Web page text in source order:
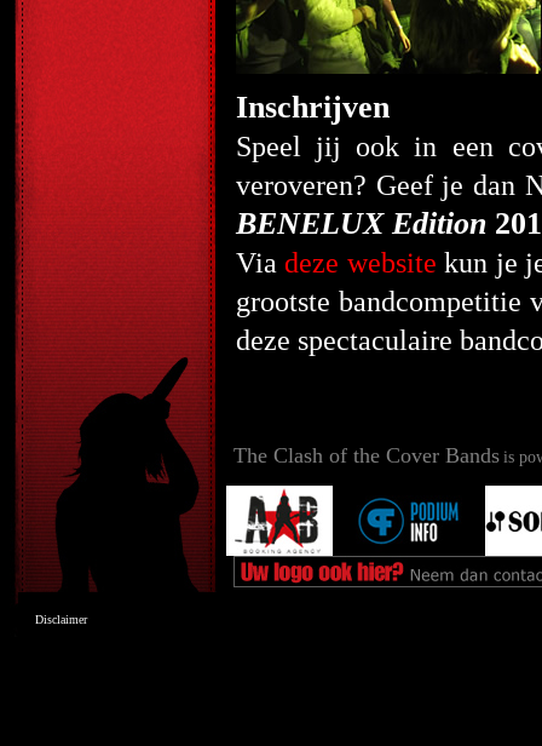
Inschrijven
Speel jij ook in een
veroveren? Geef je dan
BENELUX Edition
Viadeze website kun je
grootste bandcompetitie
deze spectaculaire
The Clash of the Cover Bands is
Disclaimer